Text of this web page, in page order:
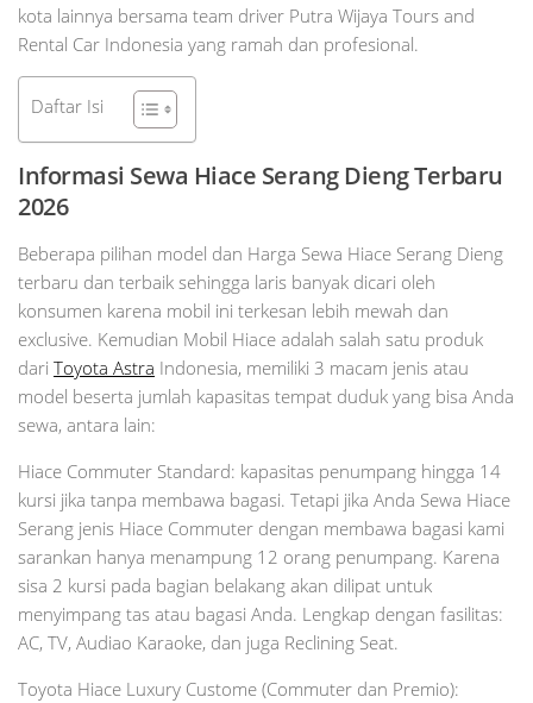
kota lainnya bersama team driver Putra Wijaya Tours and
Rental Car Indonesia yang ramah dan profesional.
Daftar Isi
Informasi Sewa Hiace Serang Dieng Terbaru
2026
Beberapa pilihan model dan Harga Sewa Hiace Serang Dieng
terbaru dan terbaik sehingga laris banyak dicari oleh
konsumen karena mobil ini terkesan lebih mewah dan
exclusive. Kemudian Mobil Hiace adalah salah satu produk
dari Toyota Astra Indonesia, memiliki 3 macam jenis atau
model beserta jumlah kapasitas tempat duduk yang bisa Anda
sewa, antara lain:
Hiace Commuter Standard: kapasitas penumpang hingga 14
kursi jika tanpa membawa bagasi. Tetapi jika Anda Sewa Hiace
Serang jenis Hiace Commuter dengan membawa bagasi kami
sarankan hanya menampung 12 orang penumpang. Karena
sisa 2 kursi pada bagian belakang akan dilipat untuk
menyimpang tas atau bagasi Anda. Lengkap dengan fasilitas:
AC, TV, Audiao Karaoke, dan juga Reclining Seat.
Toyota Hiace Luxury Custome (Commuter dan Premio):